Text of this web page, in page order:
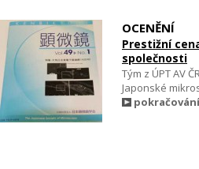
OCENĚNÍ
Prestižní
společnosti
Tým z ÚPT AV
Japonské
pokračování